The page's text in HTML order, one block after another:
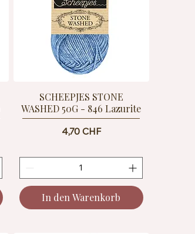
SCHEEPJES STONE
WASHED 50G - 846 Lazurite
Preis
4,70 CHF
In den Warenkorb